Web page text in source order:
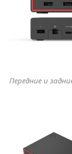
Передние и